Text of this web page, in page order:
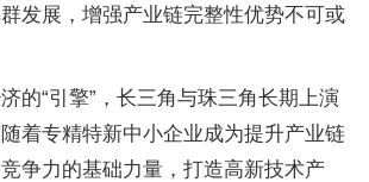
发展，增强产业链完整性优势不可或
的“引擎”，长三角与珠三角长期上演
着专精特新中小企业成为提升产业链
争力的基础力量，打造高新技术产